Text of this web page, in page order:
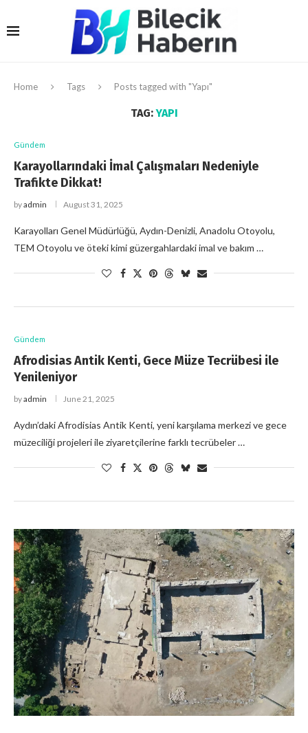
Home Tags Posts tagged with "Yapı"
TAG:YAPI
Gündem
Karayollarındaki İmal Çalışmaları Nedeniyle
Trafikte Dikkat!
byadmin August 31, 2025
Karayolları Genel Müdürlüğü, Aydın-Denizli, Anadolu Otoyolu,
TEM Otoyolu ve öteki kimi güzergahlardaki imal ve bakım …
Gündem
Afrodisias Antik Kenti, Gece Müze Tecrübesi ile
Yenileniyor
byadmin June 21, 2025
Aydın’daki Afrodisias Antik Kenti, yeni karşılama merkezi ve gece
müzeciliği projeleri ile ziyaretçilerine farklı tecrübeler …